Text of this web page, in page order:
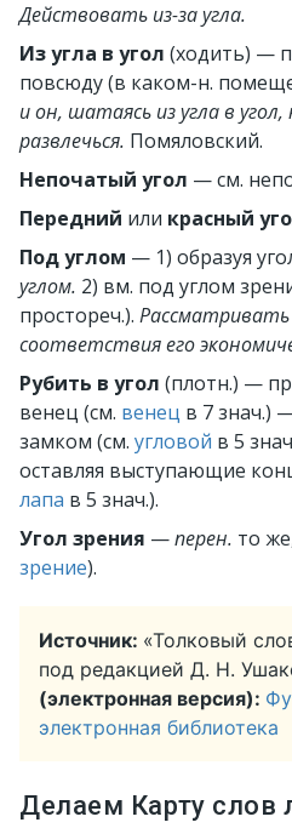
Действовать из-за угла.
Из угла в угол (ходить) —
повсюду (в каком-н.
и он, шатаясь из угла в
развлечься. Помяловский.
Непочатый угол — см.
Передний или красный
Под углом — 1) образуя
углом. 2) вм. под углом
простореч.). Рассматривать
соответствия его
Рубить в угол (плотн.) —
венец (см. венец в 7 знач.)
замком (см. угловой в 5
оставляя выступающие
лапа в 5 знач.).
Угол зрения —перен. то
зрение).
Источник: «Толковый
под редакцией Д. Н.
(электронная версия):
электронная библиотека
Делаем Карту слов